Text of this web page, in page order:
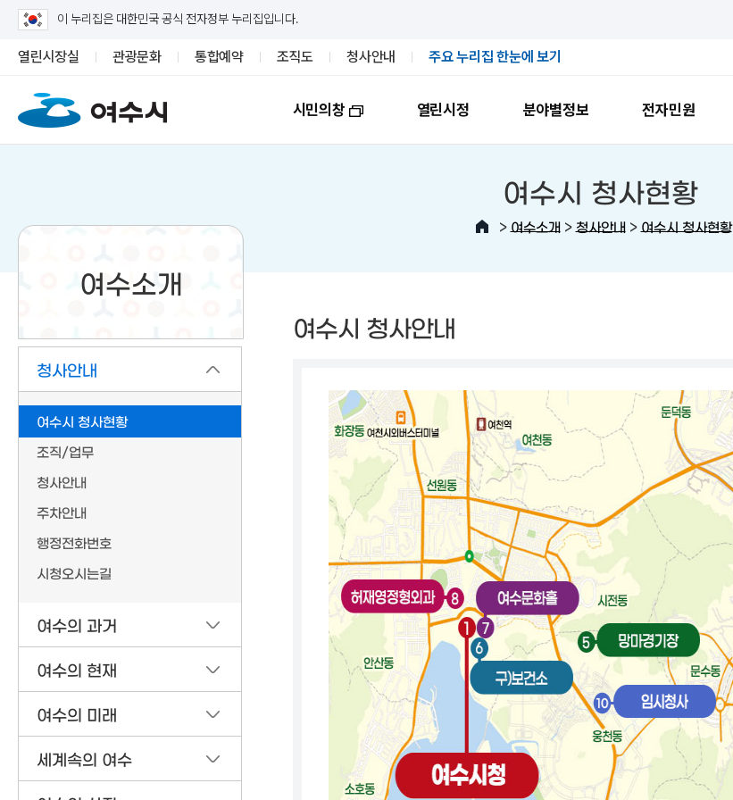
이 누리집은 대한민국 공식 전자정부 누리집입니다.
열린시장실 관광문화 통합예약 조직도 청사안내 주요 누리집 한눈에 보기
시민의창 열린시정 분야별정보 전자민원
여수소개
청사안내
여수시 청사현황
조직/업무
청사안내
주차안내
행정전화번호
시청오시는길
여수의 과거
여수의 현재
여수의 미래
세계속의 여수
여수시 청사현황
> 여수소개> 청사안내> 여수시 청사현황
여수시 청사안내